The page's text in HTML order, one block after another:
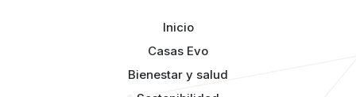
Inicio
Casas Evo
Bienestar y salud